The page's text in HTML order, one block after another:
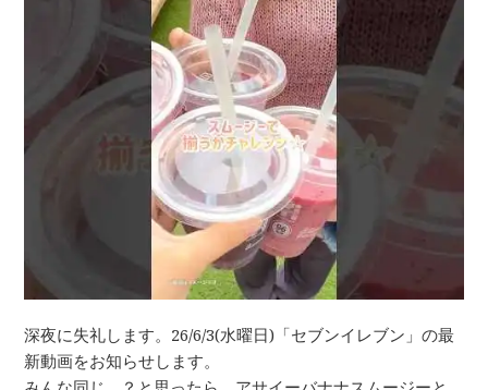
深夜に失礼します。26/6/3(水曜日)「セブンイレブン」の最
新動画をお知らせします。